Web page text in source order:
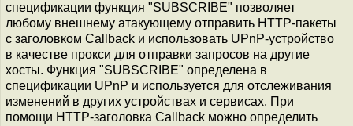
спецификации функция "SUBSCRIBE" позволяет
любому внешнему атакующему отправить HTTP-пакеты
с заголовком Callback и использовать UPnP-устройство
в качестве прокси для отправки запросов на другие
хосты. Функция "SUBSCRIBE" определена в
спецификации UPnP и используется для отслеживания
изменений в других устройствах и сервисах. При
помощи HTTP-заголовка Callback можно определить